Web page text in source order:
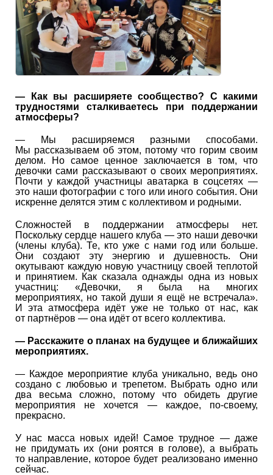
— Как вы расширяете сообщество? С какими
трудностями сталкиваетесь при поддержании
атмосферы?
— Мы расширяемся разными способами.
Мы рассказываем об этом, потому что горим своим
делом. Но самое ценное заключается в том, что
девочки сами рассказывают о своих мероприятиях.
Почти у каждой участницы аватарка в соцсетях —
это наши фотографии с того или иного события. Они
искренне делятся этим с коллективом и родными.
Сложностей в поддержании атмосферы нет.
Поскольку сердце нашего клуба — это наши девочки
(члены клуба). Те, кто уже с нами год или больше.
Они создают эту энергию и душевность. Они
окутывают каждую новую участницу своей теплотой
и принятием. Как сказала однажды одна из новых
участниц: «Девочки, я была на многих
мероприятиях, но такой души я ещё не встречала».
И эта атмосфера идёт уже не только от нас, как
от партнёров — она идёт от всего коллектива.
— Расскажите о планах на будущее и ближайших
мероприятиях.
— Каждое мероприятие клуба уникально, ведь оно
создано с любовью и трепетом. Выбрать одно или
два весьма сложно, потому что обидеть другие
мероприятия не хочется — каждое, по-своему,
прекрасно.
У нас масса новых идей! Самое трудное — даже
не придумать их (они роятся в голове), а выбрать
то направление, которое будет реализовано именно
сейчас.